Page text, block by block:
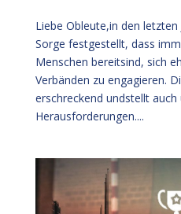
Liebe Obleute,in den
Sorge festgestellt, dass
Menschen bereitsind, sich
Verbänden zu engagieren.
erschreckend undstellt
Herausforderungen....